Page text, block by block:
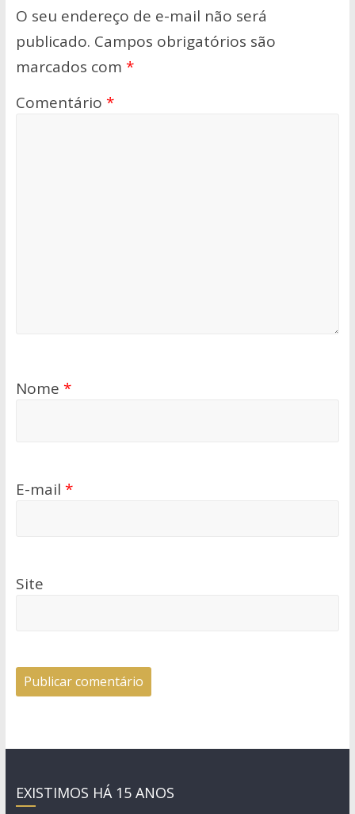
O seu endereço de e-mail não será
publicado. Campos obrigatórios são
marcados com *
Comentário *
Nome *
E-mail *
Site
EXISTIMOS HÁ 15 ANOS